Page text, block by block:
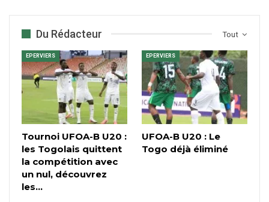
Tout
Du Rédacteur
EPERVIERS
Tournoi UFOA-B U20 :
les Togolais quittent
la compétition avec
un nul, découvrez
les…
EPERVIERS
UFOA-B U20 : Le
Togo déjà éliminé